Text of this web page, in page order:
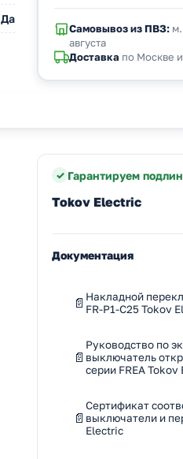
Да
Самовывоз из ПВЗ:м.
августа
Доставка по Москве и
Гарантируем
Tokov Electric
Документация
Накладной
FR-P1-C25 Tokov
Руководство по
выключатель
серии FREA Tokov
Сертификат
выключатели и
Electric